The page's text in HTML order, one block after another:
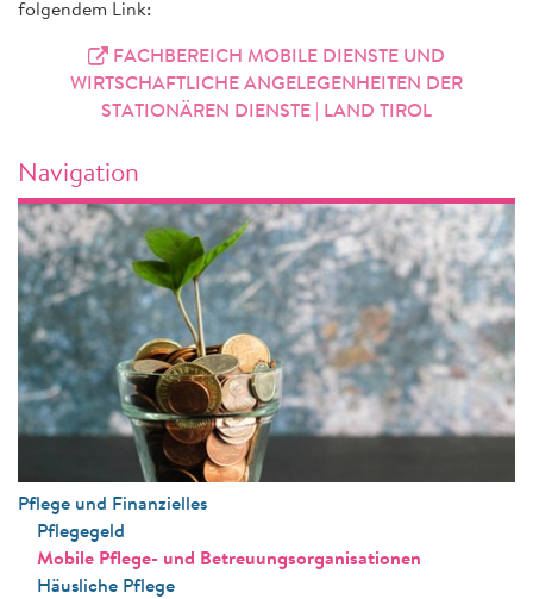
folgendem Link:
FACHBEREICH MOBILE DIENSTE UND
WIRTSCHAFTLICHE ANGELEGENHEITEN DER
STATIONÄREN DIENSTE | LAND TIROL
Navigation
Pflege und Finanzielles
Pflegegeld
Mobile Pflege- und Betreuungsorganisationen
Häusliche Pflege